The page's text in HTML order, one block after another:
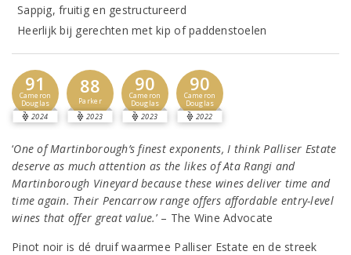
Sappig, fruitig en gestructureerd
Heerlijk bij gerechten met kip of paddenstoelen
91
Cameron
Douglas
2024
88
Parker
2023
90
Cameron
Douglas
2023
90
Cameron
Douglas
2022
‘One of Martinborough’s finest exponents, I think Palliser Estate
deserve as much attention as the likes of Ata Rangi and
Martinborough Vineyard because these wines deliver time and
time again. Their Pencarrow range offers affordable entry-level
wines that offer great value.’ – The Wine Advocate
Pinot noir is dé druif waarmee Palliser Estate en de streek